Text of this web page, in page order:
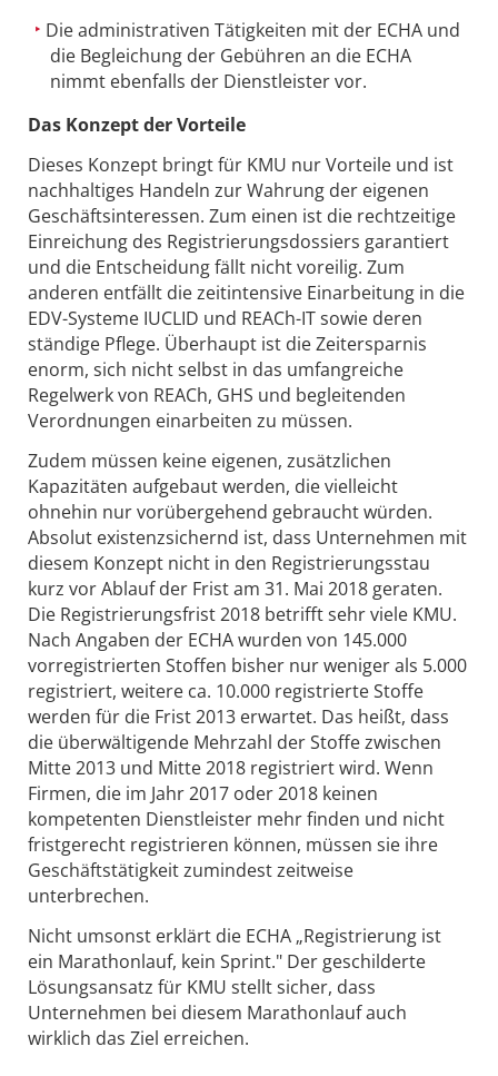
Die administrativen Tätigkeiten mit der ECHA und
die Begleichung der Gebühren an die ECHA
nimmt ebenfalls der Dienstleister vor.
Das Konzept der Vorteile
Dieses Konzept bringt für KMU nur Vorteile und ist
nachhaltiges Handeln zur Wahrung der eigenen
Geschäftsinteressen. Zum einen ist die rechtzeitige
Einreichung des Registrierungsdossiers garantiert
und die Entscheidung fällt nicht voreilig. Zum
anderen entfällt die zeitintensive Einarbeitung in die
EDV-Systeme IUCLID und REACh-IT sowie deren
ständige Pflege. Überhaupt ist die Zeitersparnis
enorm, sich nicht selbst in das umfangreiche
Regelwerk von REACh, GHS und begleitenden
Verordnungen einarbeiten zu müssen.
Zudem müssen keine eigenen, zusätzlichen
Kapazitäten aufgebaut werden, die vielleicht
ohnehin nur vorübergehend gebraucht würden.
Absolut existenzsichernd ist, dass Unternehmen mit
diesem Konzept nicht in den Registrierungsstau
kurz vor Ablauf der Frist am 31. Mai 2018 geraten.
Die Registrierungsfrist 2018 betrifft sehr viele KMU.
Nach Angaben der ECHA wurden von 145.000
vorregistrierten Stoffen bisher nur weniger als 5.000
registriert, weitere ca. 10.000 registrierte Stoffe
werden für die Frist 2013 erwartet. Das heißt, dass
die überwältigende Mehrzahl der Stoffe zwischen
Mitte 2013 und Mitte 2018 registriert wird. Wenn
Firmen, die im Jahr 2017 oder 2018 keinen
kompetenten Dienstleister mehr finden und nicht
fristgerecht registrieren können, müssen sie ihre
Geschäftstätigkeit zumindest zeitweise
unterbrechen.
Nicht umsonst erklärt die ECHA „Registrierung ist
ein Marathonlauf, kein Sprint." Der geschilderte
Lösungsansatz für KMU stellt sicher, dass
Unternehmen bei diesem Marathonlauf auch
wirklich das Ziel erreichen.